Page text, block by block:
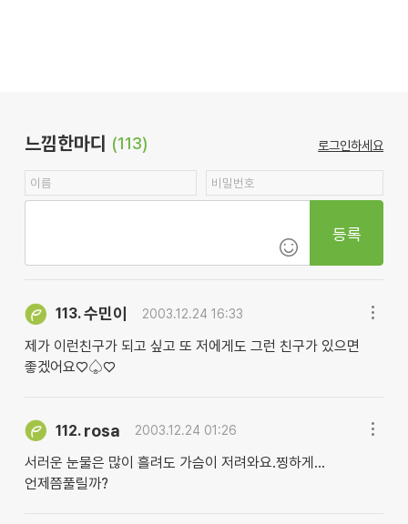
느낌한마디 (113) 로그인하세요
등록
113.수민이 2003.12.24 16:33
제가 이런친구가 되고 싶고 또 저에게도 그런 친구가 있으면
좋겠어요♡♤♡
112. rosa 2003.12.24 01:26
서러운 눈물은 많이 흘려도 가슴이 저려와요.찡하게...
언제쯤풀릴까?